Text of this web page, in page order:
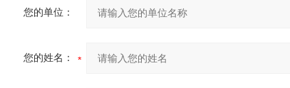
您的单位：
您的姓名：